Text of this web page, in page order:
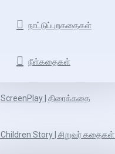
நாட்டுப்புறகதைகள்
நீள்கதைகள்
ScreenPlay | திரைக்கதை
Children Story | சிறுவர் கதைகள்